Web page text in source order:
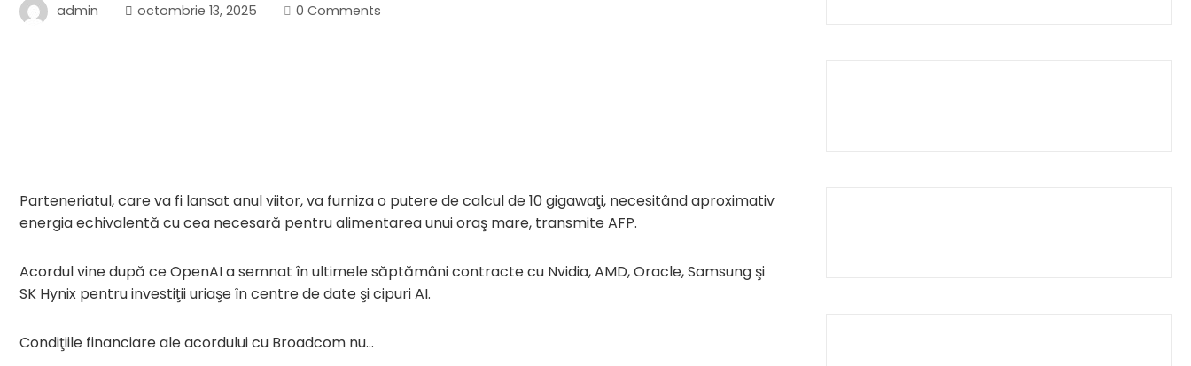
admin octombrie 13, 2025 0 Comments
Parteneriatul, care va fi lansat anul viitor, va furniza o putere de calcul de 10 gigawaţi, necesitând aproximativ
energia echivalentă cu cea necesară pentru alimentarea unui oraş mare, transmite AFP.
Acordul vine după ce OpenAI a semnat în ultimele săptămâni contracte cu Nvidia, AMD, Oracle, Samsung şi
SK Hynix pentru investiţii uriaşe în centre de date şi cipuri AI.
Condiţiile financiare ale acordului cu Broadcom nu…